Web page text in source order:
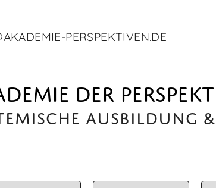
PERSPEKTIVEN.DE
DER
Ausbildung